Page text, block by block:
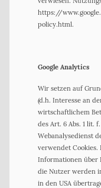
https://
policy.html.
Google Analytics
Wir setzen auf
(d.h. Interesse an
wirtschaftlichem
des Art. 6 Abs. 1 lit.
Webanalysedienst
verwendet Cookies.
Informationen über
die Nutzer werden
in den USA